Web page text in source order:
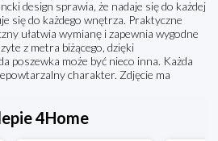
design sprawia, że nadaje się do każdej
się do każdego wnętrza. Praktyczne
ułatwia wymianę i zapewnia wygodne
z metra biżącego, dzięki
poszewka może być nieco inna. Każda
charakter. Zdjęcie ma
4Home